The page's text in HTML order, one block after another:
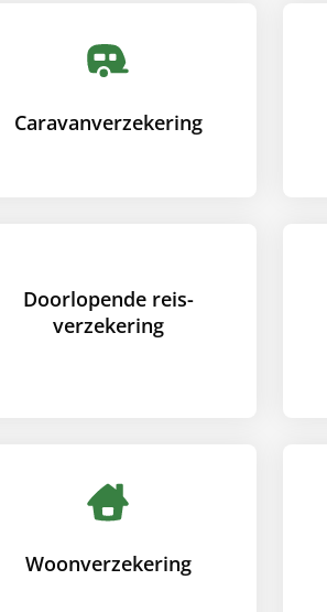
Caravan­verzekering
Doorlopende reis­
verzekering
Woon­verzekering